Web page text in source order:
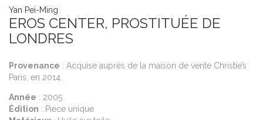
Yan Pei-Ming
EROS CENTER, PROSTITUÉE DE
LONDRES
Provenance : Acquise auprès de la maison de vente Christie’s
Paris, en 2014.
Année : 2005
Édition : Pièce unique